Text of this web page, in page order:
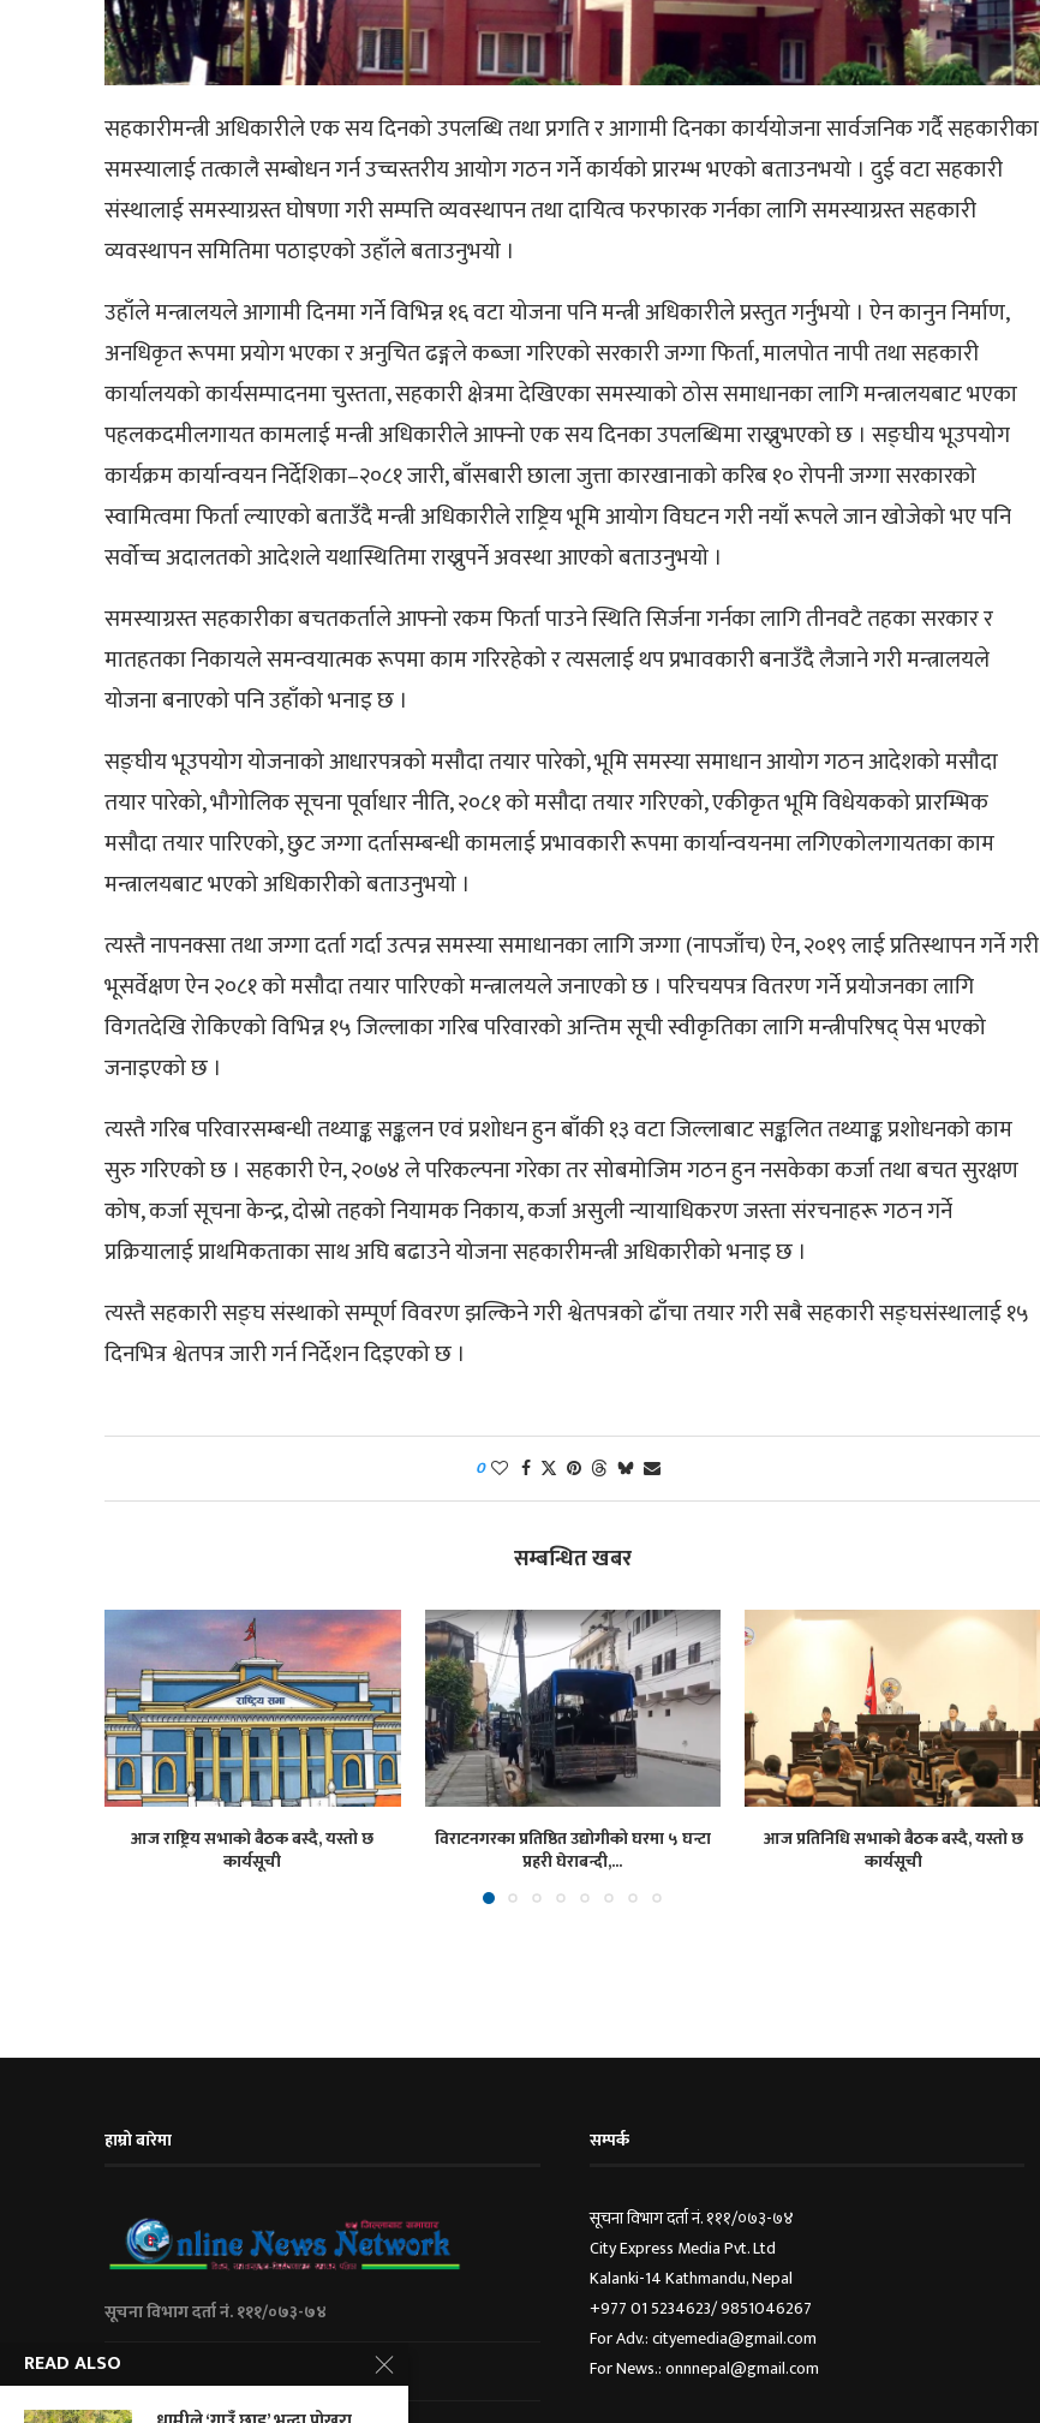
सहकारीमन्त्री अधिकारीले एक सय दिनको उपलब्धि तथा प्रगति र आगामी दिनका कार्ययोजना सार्वजनिक गर्दै सहकारीका
समस्यालाई तत्कालै सम्बोधन गर्न उच्चस्तरीय आयोग गठन गर्ने कार्यको प्रारम्भ भएको बताउनभयो । दुई वटा सहकारी
संस्थालाई समस्याग्रस्त घोषणा गरी सम्पत्ति व्यवस्थापन तथा दायित्व फरफारक गर्नका लागि समस्याग्रस्त सहकारी
व्यवस्थापन समितिमा पठाइएको उहाँले बताउनुभयो ।
उहाँले मन्त्रालयले आगामी दिनमा गर्ने विभिन्न १६ वटा योजना पनि मन्त्री अधिकारीले प्रस्तुत गर्नुभयो । ऐन कानुन निर्माण,
अनधिकृत रूपमा प्रयोग भएका र अनुचित ढङ्गले कब्जा गरिएको सरकारी जग्गा फिर्ता, मालपोत नापी तथा सहकारी
कार्यालयको कार्यसम्पादनमा चुस्तता, सहकारी क्षेत्रमा देखिएका समस्याको ठोस समाधानका लागि मन्त्रालयबाट भएका
पहलकदमीलगायत कामलाई मन्त्री अधिकारीले आफ्नो एक सय दिनका उपलब्धिमा राख्नुभएको छ । सङ्घीय भूउपयोग
कार्यक्रम कार्यान्वयन निर्देशिका–२०८१ जारी, बाँसबारी छाला जुत्ता कारखानाको करिब १० रोपनी जग्गा सरकारको
स्वामित्वमा फिर्ता ल्याएको बताउँदै मन्त्री अधिकारीले राष्ट्रिय भूमि आयोग विघटन गरी नयाँ रूपले जान खोजेको भए पनि
सर्वोच्च अदालतको आदेशले यथास्थितिमा राख्नुपर्ने अवस्था आएको बताउनुभयो ।
समस्याग्रस्त सहकारीका बचतकर्ताले आफ्नो रकम फिर्ता पाउने स्थिति सिर्जना गर्नका लागि तीनवटै तहका सरकार र
मातहतका निकायले समन्वयात्मक रूपमा काम गरिरहेको र त्यसलाई थप प्रभावकारी बनाउँदै लैजाने गरी मन्त्रालयले
योजना बनाएको पनि उहाँको भनाइ छ ।
सङ्घीय भूउपयोग योजनाको आधारपत्रको मसौदा तयार पारेको, भूमि समस्या समाधान आयोग गठन आदेशको मसौदा
तयार पारेको, भौगोलिक सूचना पूर्वाधार नीति, २०८१ को मसौदा तयार गरिएको, एकीकृत भूमि विधेयकको प्रारम्भिक
मसौदा तयार पारिएको, छुट जग्गा दर्तासम्बन्धी कामलाई प्रभावकारी रूपमा कार्यान्वयनमा लगिएकोलगायतका काम
मन्त्रालयबाट भएको अधिकारीको बताउनुभयो ।
त्यस्तै नापनक्सा तथा जग्गा दर्ता गर्दा उत्पन्न समस्या समाधानका लागि जग्गा (नापजाँच) ऐन, २०१९ लाई प्रतिस्थापन गर्ने गरी
भूसर्वेक्षण ऐन २०८१ को मसौदा तयार पारिएको मन्त्रालयले जनाएको छ । परिचयपत्र वितरण गर्ने प्रयोजनका लागि
विगतदेखि रोकिएको विभिन्न १५ जिल्लाका गरिब परिवारको अन्तिम सूची स्वीकृतिका लागि मन्त्रीपरिषद् पेस भएको
जनाइएको छ ।
त्यस्तै गरिब परिवारसम्बन्धी तथ्याङ्क सङ्कलन एवं प्रशोधन हुन बाँकी १३ वटा जिल्लाबाट सङ्कलित तथ्याङ्क प्रशोधनको काम
सुरु गरिएको छ । सहकारी ऐन, २०७४ ले परिकल्पना गरेका तर सोबमोजिम गठन हुन नसकेका कर्जा तथा बचत सुरक्षण
कोष, कर्जा सूचना केन्द्र, दोस्रो तहको नियामक निकाय, कर्जा असुली न्यायाधिकरण जस्ता संरचनाहरू गठन गर्ने
प्रक्रियालाई प्राथमिकताका साथ अघि बढाउने योजना सहकारीमन्त्री अधिकारीको भनाइ छ ।
त्यस्तै सहकारी सङ्घ संस्थाको सम्पूर्ण विवरण झल्किने गरी श्वेतपत्रको ढाँचा तयार गरी सबै सहकारी सङ्घसंस्थालाई १५
दिनभित्र श्वेतपत्र जारी गर्न निर्देशन दिइएको छ ।
0
सम्बन्धित खबर
आज राष्ट्रिय सभाको बैठक बस्दै, यस्तो छ
कार्यसूची
विराटनगरका प्रतिष्ठित उद्योगीको घरमा ५ घन्टा
प्रहरी घेराबन्दी,...
आज प्रतिनिधि सभाको बैठक बस्दै, यस्तो छ
कार्यसूची
हाम्रो बारेमा
सूचना विभाग दर्ता नं. १११/०७३-७४
City Express Media Pvt. Ltd
सम्पर्क
सूचना विभाग दर्ता नं. १११/०७३-७४
City Express Media Pvt. Ltd
Kalanki-14 Kathmandu, Nepal
+977 01 5234623/ 9851046267
For Adv.: cityemedia@gmail.com
For News.: onnnepal@gmail.com
READ ALSO